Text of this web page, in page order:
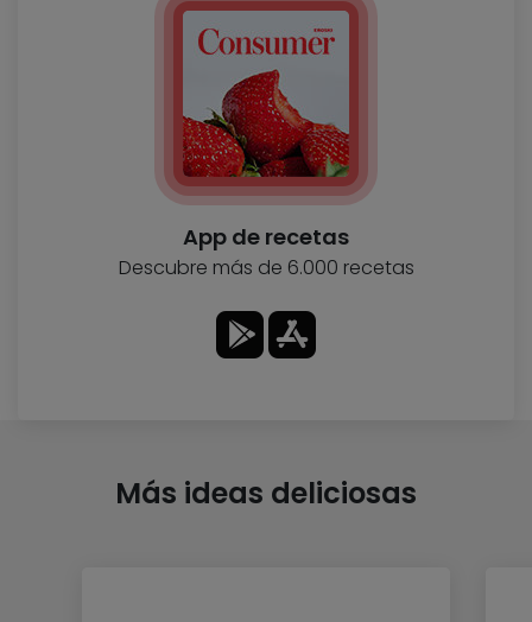
App de recetas
Descubre más de 6.000 recetas
Más ideas deliciosas